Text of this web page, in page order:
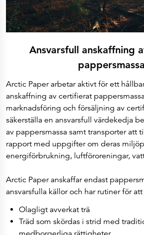
Ansvarsfull anskaffning
pappersmassa
Arctic Paper arbetar aktivt för ett
anskaffning av certifierat
marknadsföring och försäljning av
säkerställa en ansvarsfull värdekedja
av pappersmassa samt transporter att
rapport med uppgifter om deras
energiförbrukning, luftföroreningar,
Arctic Paper anskaffar endast
ansvarsfulla källor och har rutiner för
Olagligt avverkat trä
Träd som skördas i strid med